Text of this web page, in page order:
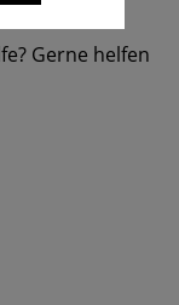
Gerne helfen